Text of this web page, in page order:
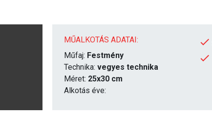
MŰALKOTÁS ADATAI:
Műfaj: Festmény
Technika: vegyes technika
Méret: 25x30 cm
Alkotás éve: